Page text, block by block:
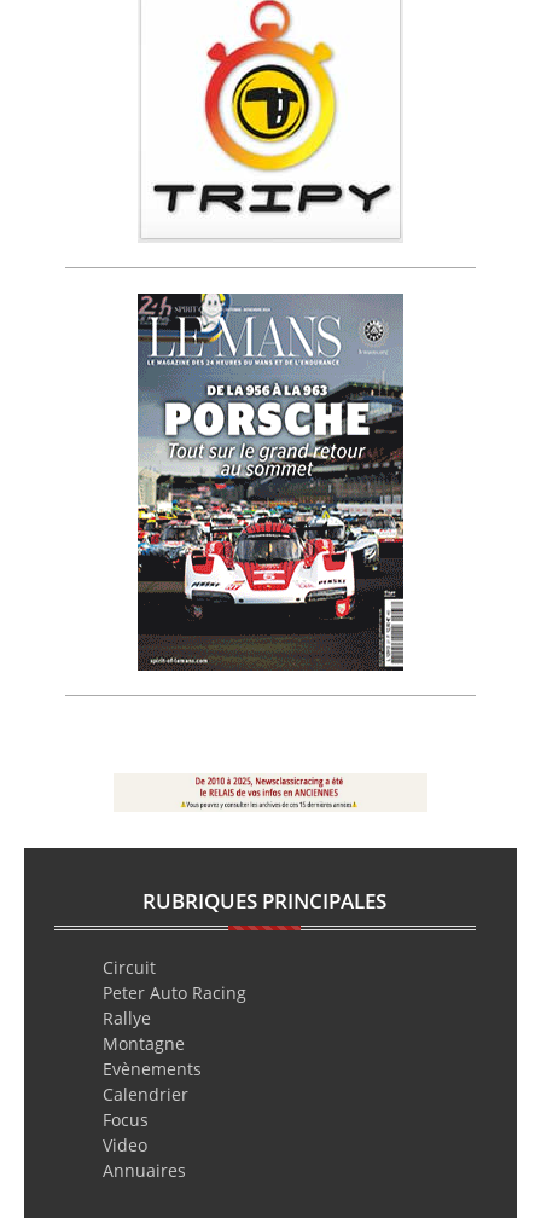
RUBRIQUES PRINCIPALES
Circuit
Peter Auto Racing
Rallye
Montagne
Evènements
Calendrier
Focus
Video
Annuaires